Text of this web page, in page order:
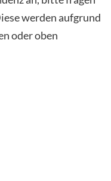
werden aufgrund
oder oben